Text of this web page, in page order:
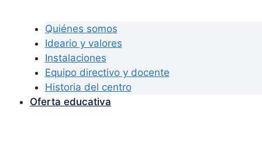
Quiénes somos
Ideario y valores
Instalaciones
Equipo directivo y docente
Historia del centro
Oferta educativa